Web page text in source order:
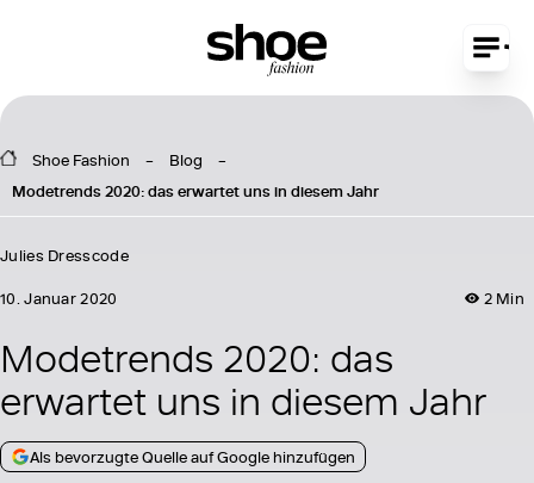
Shoe Fashion
Blog
Modetrends 2020: das erwartet uns in diesem Jahr
Julies Dresscode
2 Min
10. Januar 2020
Modetrends 2020: das
erwartet uns in diesem Jahr
Als bevorzugte Quelle auf Google hinzufügen